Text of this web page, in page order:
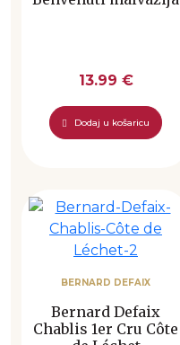
13.99 €
Dodaj u košaricu
BERNARD DEFAIX
Bernard Defaix
Chablis 1er Cru Côte